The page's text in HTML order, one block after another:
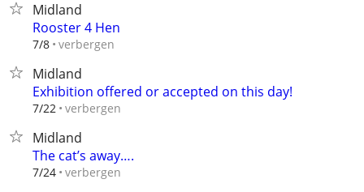
Midland
Rooster 4 Hen
7/8 verbergen
Midland
Exhibition offered or accepted on this day!
7/22 verbergen
Midland
The cat’s away….
7/24 verbergen